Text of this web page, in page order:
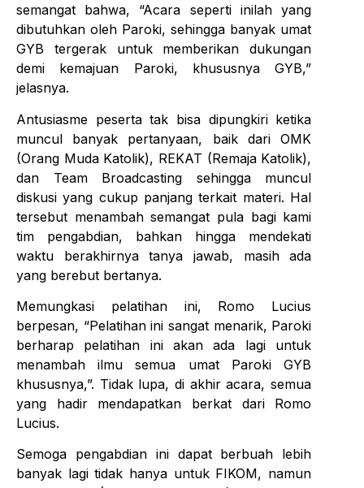
semangat bahwa, “Acara seperti inilah yang
dibutuhkan oleh Paroki, sehingga banyak umat
GYB tergerak untuk memberikan dukungan
demi kemajuan Paroki, khususnya GYB,”
jelasnya.
Antusiasme peserta tak bisa dipungkiri ketika
muncul banyak pertanyaan, baik dari OMK
(Orang Muda Katolik), REKAT (Remaja Katolik),
dan Team Broadcasting sehingga muncul
diskusi yang cukup panjang terkait materi. Hal
tersebut menambah semangat pula bagi kami
tim pengabdian, bahkan hingga mendekati
waktu berakhirnya tanya jawab, masih ada
yang berebut bertanya.
Memungkasi pelatihan ini, Romo Lucius
berpesan, “Pelatihan ini sangat menarik, Paroki
berharap pelatihan ini akan ada lagi untuk
menambah ilmu semua umat Paroki GYB
khususnya,”. Tidak lupa, di akhir acara, semua
yang hadir mendapatkan berkat dari Romo
Lucius.
Semoga pengabdian ini dapat berbuah lebih
banyak lagi tidak hanya untuk FIKOM, namun